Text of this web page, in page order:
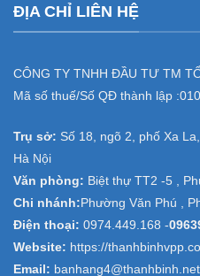
ĐỊA CHỈ LIÊN HỆ
CÔNG TY TNHH ĐẦU TƯ TM
Mã số thuế/Số QĐ thành lập :
Trụ sở: Số 18, ngõ 2, phố Xa
Hà Nội
Văn phòng: Biệt thự TT2 -5 ,
Chi nhánh:Phường Văn Phú ,
Điện thoại: 0974.449.168 -
Website: https://
Email: